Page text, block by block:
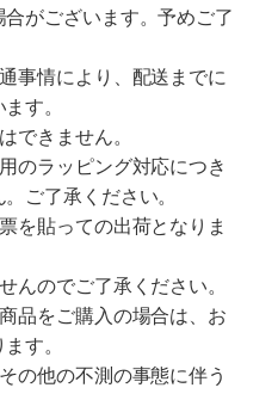
がございます。予めご了
事情により、配送までに
す。
できません。
のラッピング対応につき
ご了承ください。
を貼っての出荷となりま
んのでご了承ください。
品をご購入の場合は、お
す。
の他の不測の事態に伴う